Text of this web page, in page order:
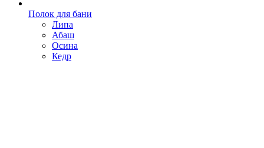
Полок для бани
Липа
Абаш
Осина
Кедр